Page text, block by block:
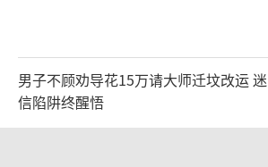
男子不顾劝导花15万请大师迁坟改运 迷
信陷阱终醒悟
2026-08-08 22:31:26